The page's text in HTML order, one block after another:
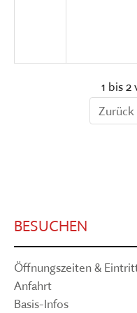
1 bis 2
Zurück
BESUCHEN
Öffnungszeiten &
Anfahrt
Basis-Infos